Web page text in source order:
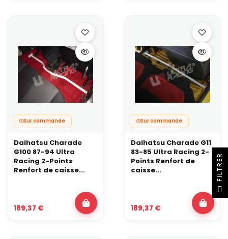
Sur commande
Daihatsu Charade
G100 87-94 Ultra
Racing 2-Points
Renfort de caisse...
189,37 €
Sur commande
Daihatsu Charade G11
83-85 Ultra Racing 2-
Points Renfort de
caisse...
189,37 €
R